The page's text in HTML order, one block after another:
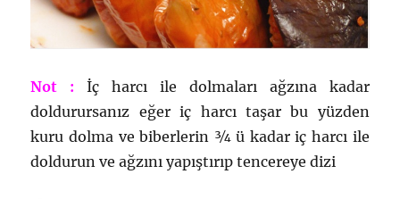
Not :
İç harcı ile dolmaları ağzına kadar
doldurursanız eğer iç harcı taşar bu yüzden
kuru dolma ve biberlerin ¾ ü kadar iç harcı ile
doldurun ve ağzını yapıştırıp tencereye dizi